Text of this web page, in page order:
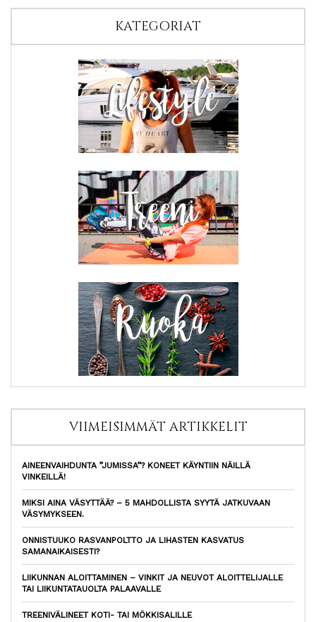
KATEGORIAT
VIIMEISIMMÄT ARTIKKELIT
AINEENVAIHDUNTA ”JUMISSA”? KONEET KÄYNTIIN NÄILLÄ
VINKEILLÄ!
MIKSI AINA VÄSYTTÄÄ? – 5 MAHDOLLISTA SYYTÄ JATKUVAAN
VÄSYMYKSEEN.
ONNISTUUKO RASVANPOLTTO JA LIHASTEN KASVATUS
SAMANAIKAISESTI?
LIIKUNNAN ALOITTAMINEN – VINKIT JA NEUVOT ALOITTELIJALLE
TAI LIIKUNTATAUOLTA PALAAVALLE
TREENIVÄLINEET KOTI- TAI MÖKKISALILLE